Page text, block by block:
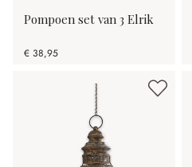
Pompoen set van 3 Elrik
€ 38,95